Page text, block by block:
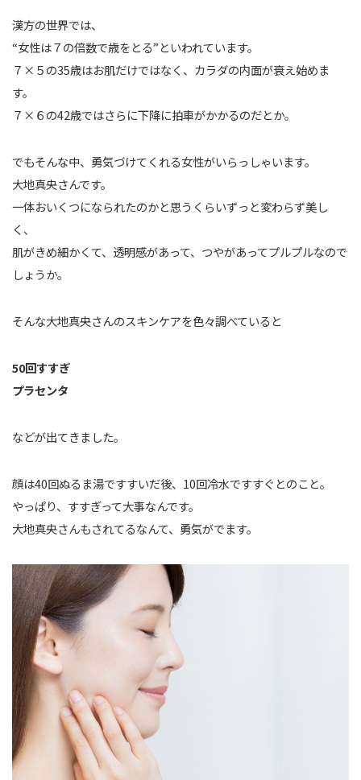
漢方の世界では、
“女性は７の倍数で歳をとる”といわれています。
７×５の35歳はお肌だけではなく、カラダの内面が衰え始めま
す。
７×６の42歳ではさらに下降に拍車がかかるのだとか。
でもそんな中、勇気づけてくれる女性がいらっしゃいます。
大地真央さんです。
一体おいくつになられたのかと思うくらいずっと変わらず美し
く、
肌がきめ細かくて、透明感があって、つやがあってプルプルなので
しょうか。
そんな大地真央さんのスキンケアを色々調べていると
50回すすぎ
プラセンタ
などが出てきました。
顔は40回ぬるま湯ですすいだ後、10回冷水ですすぐとのこと。
やっぱり、すすぎって大事なんです。
大地真央さんもされてるなんて、勇気がでます。